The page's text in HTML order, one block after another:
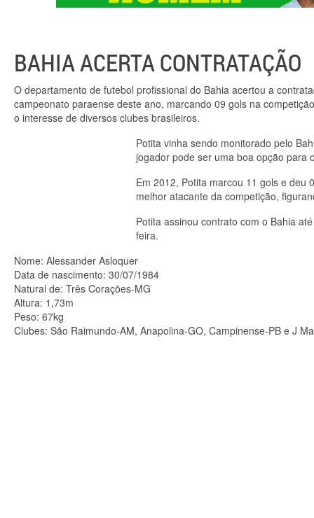
BAHIA ACERTA CONTRATAÇÃO
O departamento de futebol profissional do Bahia acertou a
campeonato paraense deste ano, marcando 09 gols na
o interesse de diversos clubes brasileiros.
Potita vinha sendo monitorado pelo
jogador pode ser uma boa opção para
Em 2012, Potita marcou 11 gols e deu
melhor atacante da competição,
Potita assinou contrato com o Bahia
feira.
Nome: Alessander Asloquer
Data de nascimento: 30/07/1984
Natural de: Três Corações-MG
Altura: 1,73m
Peso: 67kg
Clubes: São Raimundo-AM, Anapolina-GO, Campinense-PB e J